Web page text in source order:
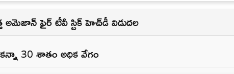
ఫైర్ టీవీ స్టిక్ హెచ్‌డీ విడుదల
30 శాతం అధిక వేగం